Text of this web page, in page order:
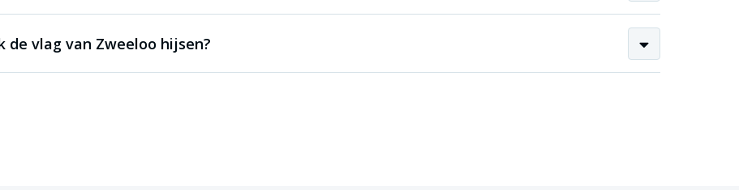
de vlag van Zweeloo hijsen?